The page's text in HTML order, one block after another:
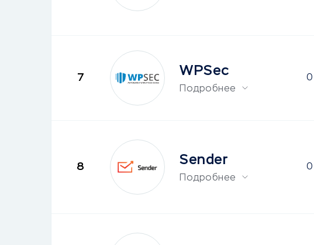
7 WPSec
Подробнее
0
8 Sender
Подробнее
0